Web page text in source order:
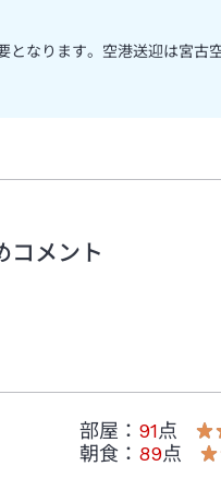
となります。空港送迎は宮
コメント
部屋 ： 91点
朝食 ： 89点